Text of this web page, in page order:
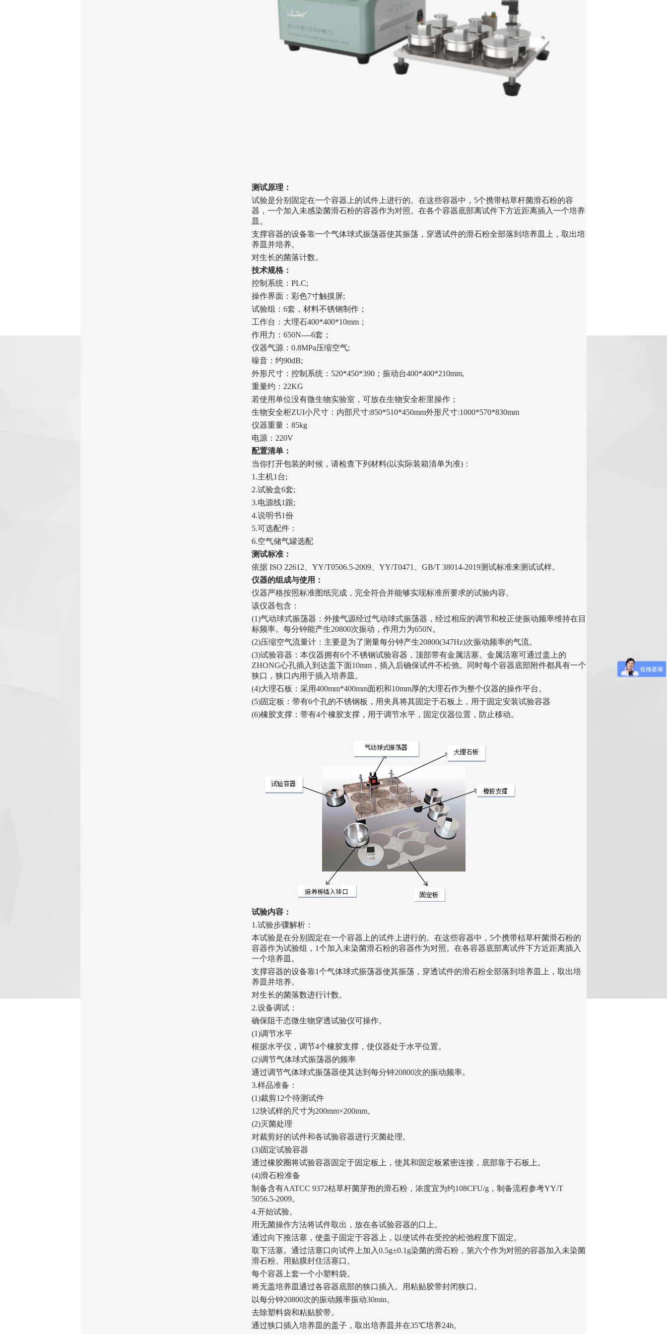
测试原理 ：
试验是分别固定在一个容器上的试件上进行的。在这些容器中，5个携带枯草杆菌滑石粉的容
器，一个加入未感染菌滑石粉的容器作为对照。在各个容器底部离试件下方近距离插入一个培养
皿。
支撑容器的设备靠一个气体球式振荡器使其振荡，穿透试件的滑石粉全部落到培养皿上，取出培
养皿并培养。
对生长的菌落计数。
技术规格 ：
控制系统：PLC;
操作界面：彩色7寸触摸屏;
试验组：6套，材料不锈钢制作；
工作台：大理石400*400*10mm；
作用力：650N----6套；
仪器气源：0.8MPa压缩空气;
噪音：约90dB;
外形尺寸 ： 控制系统：520*450*390；振动台400*400*210mm,
重量约：22KG
若使用单位没有微生物实验室，可放在生物安全柜里操作；
生物安全柜ZUI小尺寸：内部尺寸:850*510*450mm外形尺寸:1000*570*830mm
仪器重量：85kg
电源：220V
配置清单 ：
当你打开包装的时候，请检查下列材料(以实际装箱清单为准)：
1.主机1台;
2.试验盒6套;
3.电源线1跟;
4.说明书1份
5.可选配件：
6.空气储气罐选配
测试标准 ：
依据 ISO 22612、 YY/T0506.5-2009 、YY/T0471、 GB/T 38014-2019测试标准来测试试样。
仪器的组成与使用 ：
仪器严格按照标准图纸完成，完全符合并能够实现标准所要求的试验内容。
该仪器包含：
(1)气动球式振荡器：外接气源经过气动球式振荡器，经过相应的调节和校正使振动频率维持在目
标频率。每分钟能产生20800次振动，作用力为650N。
(2)压缩空气流量计：主要是为了测量每分钟产生20800(347Hz)次振动频率的气流。
(3)试验容器：本仪器拥有6个不锈钢试验容器，顶部带有金属活塞。金属活塞可通过盖上的
ZHONG心孔插入到达盖下面10mm，插入后确保试件不松弛。同时每个容器底部附件都具有一个
狭口，狭口内用于插入培养皿。
(4)大理石板：采用400mm*400mm面积和10mm厚的大理石作为整个仪器的操作平台。
(5)固定板：带有6个孔的不锈钢板，用夹具将其固定于石板上，用于固定安装试验容器
(6)橡胶支撑：带有4个橡胶支撑，用于调节水平，固定仪器位置，防止移动。
试验内容：
1.试验步骤解析：
本试验是在分别固定在一个容器上的试件上进行的。在这些容器中，5个携带枯草杆菌滑石粉的
容器作为试验组，1个加入未染菌滑石粉的容器作为对照。在各容器底部离试件下方近距离插入
一个培养皿。
支撑容器的设备靠1个气体球式振荡器使其振荡，穿透试件的滑石粉全部落到培养皿上，取出培
养皿并培养。
对生长的菌落数进行计数。
2.设备调试：
确保阻干态微生物穿透试验仪可操作。
(1)调节水平
根据水平仪，调节4个橡胶支撑，使仪器处于水平位置。
(2)调节气体球式振荡器的频率
通过调节气体球式振荡器使其达到每分钟20800次的振动频率。
3.样品准备：
(1)裁剪12个待测试件
12块试样的尺寸为200mm×200mm。
(2)灭菌处理
对裁剪好的试件和各试验容器进行灭菌处理。
(3)固定试验容器
通过橡胶圈将试验容器固定于固定板上，使其和固定板紧密连接，底部靠于石板上。
(4)滑石粉准备
制备含有AATCC 9372枯草杆菌芽孢的滑石粉，浓度宜为约108CFU/g，制备流程参考YY/T
5056.5-2009。
4.开始试验。
用无菌操作方法将试件取出，放在各试验容器的口上。
通过向下推活塞，使盖子固定于容器上，以使试件在受控的松弛程度下固定。
取下活塞。通过活塞口向试件上加入0.5g±0.1g染菌的滑石粉，第六个作为对照的容器加入未染菌
滑石粉。用贴膜封住活塞口。
每个容器上套一个小塑料袋。
将无盖培养皿通过各容器底部的狭口插入。用粘贴胶带封闭狭口。
以每分钟20800次的振动频率振动30min。
去除塑料袋和粘贴胶带。
通过狭口插入培养皿的盖子，取出培养皿并在35℃培养24h。